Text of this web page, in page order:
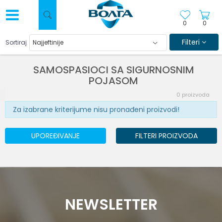
0
0
SAMOSPASIOCI SA SIGURNOSNIM
POJASOM
Sortiraj Filteri
0 proizvoda
Za izabrane kriterijume nisu pronađeni proizvodi!
UPOREĐIVANJE FILTERI PROIZVODA
NEWSLETTER